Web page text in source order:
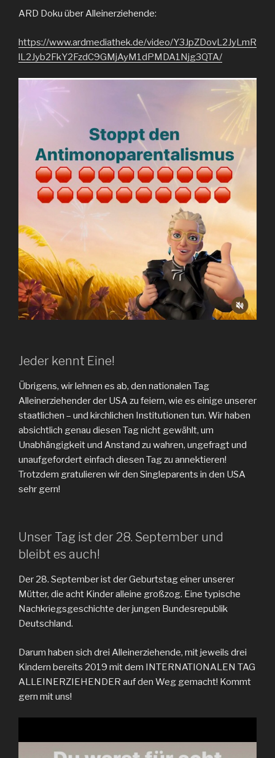
ARD Doku über Alleinerziehende:
https://www.ardmediathek.de/video/Y3JpZDovL2JyLmR
lL2Jyb2FkY2FzdC9GMjAyM1dPMDA1Njg3QTA/
Jeder kennt Eine!
Übrigens, wir lehnen es ab, den nationalen Tag
Alleinerziehender der USA zu feiern, wie es einige unserer
staatlichen – und kirchlichen Institutionen tun. Wir haben
absichtlich genau diesen Tag nicht gewählt, um
Unabhängigkeit und Anstand zu wahren, ungefragt und
unaufgefordert einfach diesen Tag zu annektieren!
Trotzdem gratulieren wir den Singleparents in den USA
sehr gern!
Unser Tag ist der 28. September und
bleibt es auch!
Der 28. September ist der Geburtstag einer unserer
Mütter, die acht Kinder alleine großzog. Eine typische
Nachkriegsgeschichte der jungen Bundesrepublik
Deutschland.
Darum haben sich drei Alleinerziehende, mit jeweils drei
Kindern bereits 2019 mit dem INTERNATIONALEN TAG
ALLEINERZIEHENDER auf den Weg gemacht! Kommt
gern mit uns!